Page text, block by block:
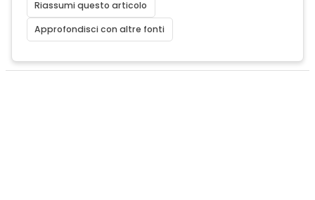
Riassumi questo articolo
Approfondisci con altre fonti